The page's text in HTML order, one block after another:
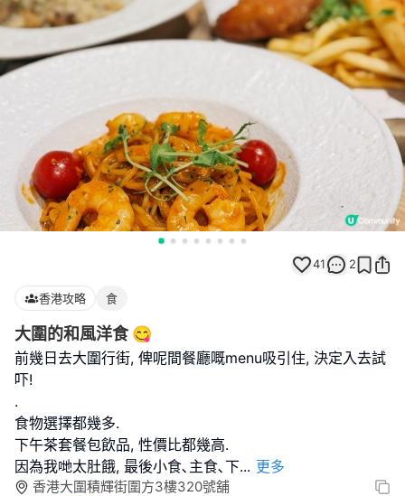
41 2
香港攻略 食
大圍的和風洋食 😋
前幾日去大圍行街, 俾呢間餐廳嘅menu吸引住, 決定入去試
吓!
.
食物選擇都幾多.
下午茶套餐包飲品, 性價比都幾高.
因為我哋太肚餓, 最後小食､主食､下... 更多
香港大圍積輝街圍方3樓320號舖